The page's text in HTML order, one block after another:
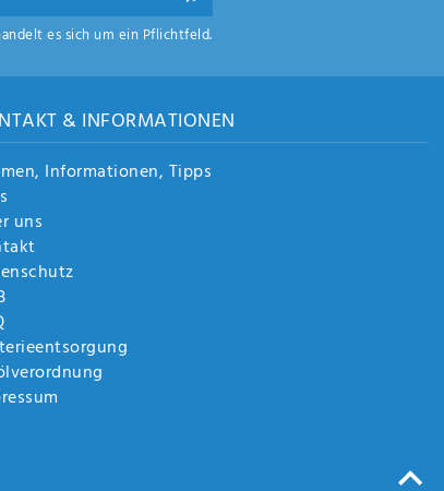
es sich um ein Pflichtfeld.
& INFORMATIONEN
Informationen, Tipps
uns